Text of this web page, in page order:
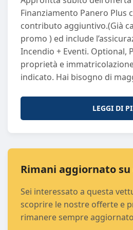
Lunghezza: 3686
Marce: 6
Km: 34132
Normativa Ecologica: euro6
Porte: 5
Sedili : 4
Passo: 2300
Potenza (CV): 69
Proprietari Precedenti: 0
Trasmissione: A
Finanziamento Panero Plus
contributo aggiuntivo.(Già
promo ) ed include
Incendio + Eventi. Optional,
proprietà e
indicato. Hai bisogno di
scriverci su WhatsApp al
6269. I nostri consulenti
di qualità e sicurezza.
controlli rigorosi di qualità,
efficienza e affidabilità. Il
offrirti un'esperienza
LEGGI DI
Rimani aggiornato
Sei interessato a questa
scoprire le nostre offerte e
rimanere sempre